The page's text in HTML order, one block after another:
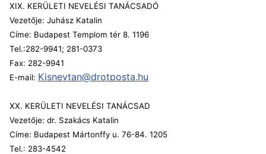
XIX. KERÜLETI NEVELÉSI TANÁCSADÓ
Vezetője: Juhász Katalin
Címe: Budapest Templom tér 8. 1196
Tel.:282-9941; 281-0373
Fax: 282-9941
E-mail: Kisnevtan@drotposta.hu
XX. KERÜLETI NEVELÉSI TANÁCSAD
Vezetője: dr. Szakács Katalin
Címe: Budapest Mártonffy u. 76-84. 1205
Tel.: 283-4542